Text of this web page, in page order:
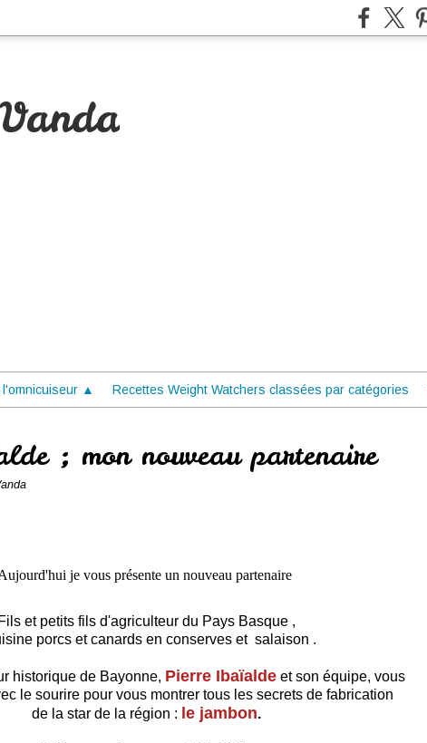
▲ Recettes Weight Watchers classées par catégories
; mon nouveau partenaire
je vous présente un nouveau partenaire
Fils et petits fils d'agriculteur du Pays Basque ,
porcs et canards en conserves et salaison .
historique de Bayonne, Pierre Ibaïaldeet son équipe, vous
le sourire pour vous montrer tous les secrets de fabrication
de la star de la région : le jambon.